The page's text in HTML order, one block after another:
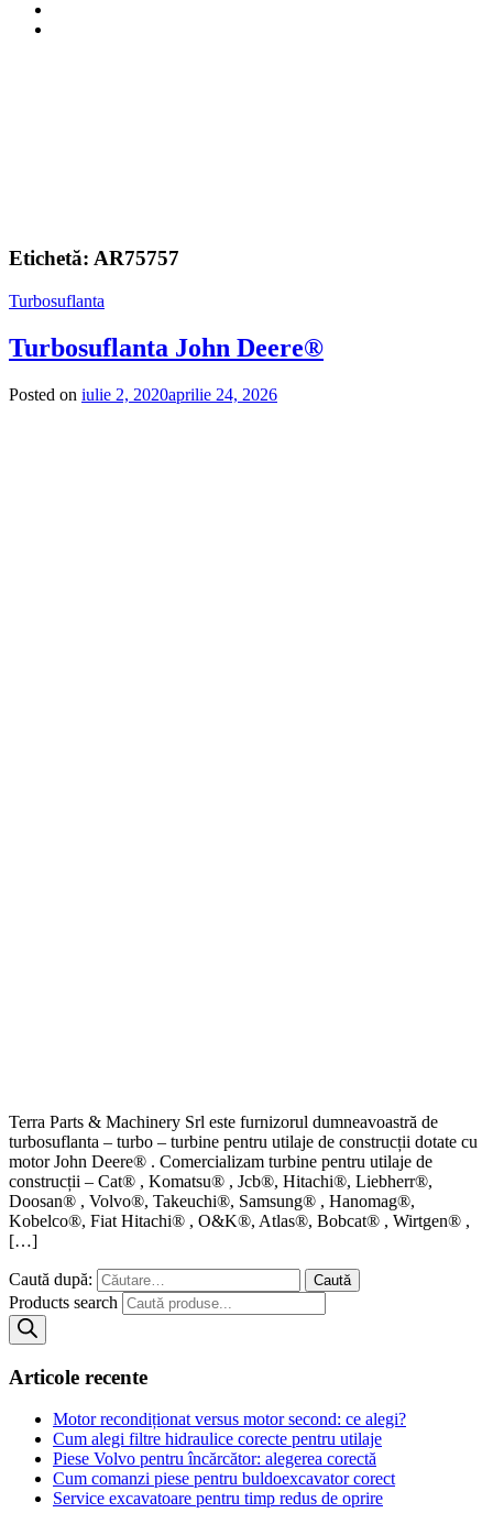
Etichetă: AR75757
Turbosuflanta
Turbosuflanta John Deere®
Posted on iulie 2, 2020aprilie 24, 2026
Terra Parts & Machinery Srl este furnizorul dumneavoastră de
turbosuflanta – turbo – turbine pentru utilaje de construcții dotate cu
motor John Deere® . Comercializam turbine pentru utilaje de
construcții – Cat® , Komatsu® , Jcb®, Hitachi®, Liebherr®,
Doosan® , Volvo®, Takeuchi®, Samsung® , Hanomag®,
Kobelco®, Fiat Hitachi® , O&K®, Atlas®, Bobcat® , Wirtgen® ,
[…]
Caută după:
Products search
Articole recente
Motor recondiționat versus motor second: ce alegi?
Cum alegi filtre hidraulice corecte pentru utilaje
Piese Volvo pentru încărcător: alegerea corectă
Cum comanzi piese pentru buldoexcavator corect
Service excavatoare pentru timp redus de oprire